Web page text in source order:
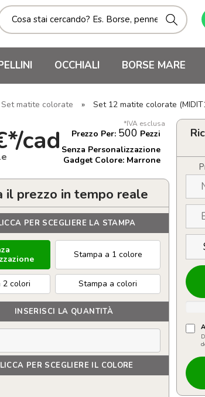
OCCHIALI BORSE MARE
Set matite colorate » Set 12 matite colorate
*IVA esclusa
cad Prezzo Per: 500 Pezzi
Senza Personalizzazione
Gadget Colore: Marrone
il prezzo in tempo reale
PER SCEGLIERE LA STAMPA
Stampa a 1 colore
2 colori Stampa a colori
INSERISCI LA QUANTITÀ
PER SCEGLIERE IL COLORE